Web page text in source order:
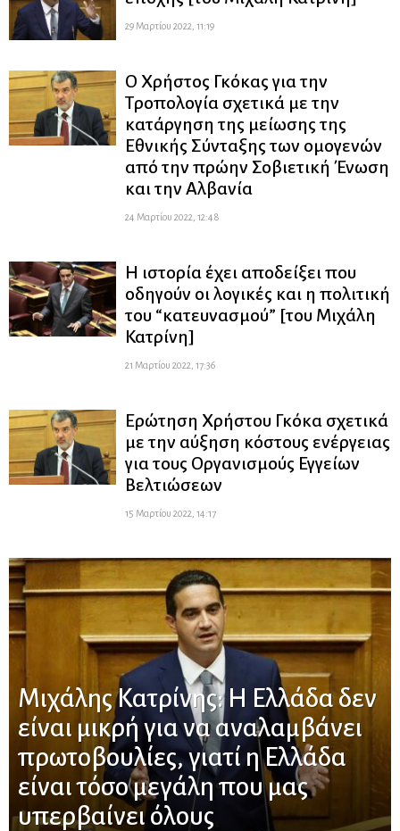
29 Μαρτίου 2022, 11:19
Ο Χρήστος Γκόκας για την
Τροπολογία σχετικά με την
κατάργηση της μείωσης της
Εθνικής Σύνταξης των ομογενών
από την πρώην Σοβιετική Ένωση
και την Αλβανία
24 Μαρτίου 2022, 12:48
H ιστορία έχει αποδείξει που
οδηγούν οι λογικές και η πολιτική
του “κατευνασμού” [του Μιχάλη
Κατρίνη]
21 Μαρτίου 2022, 17:36
Ερώτηση Χρήστου Γκόκα σχετικά
με την αύξηση κόστους ενέργειας
για τους Οργανισμούς Εγγείων
Βελτιώσεων
15 Μαρτίου 2022, 14:17
Μιχάλης Κατρίνης: H Ελλάδα δεν
είναι μικρή για να αναλαμβάνει
πρωτοβουλίες, γιατί η Ελλάδα
είναι τόσο μεγάλη που μας
υπερβαίνει όλους